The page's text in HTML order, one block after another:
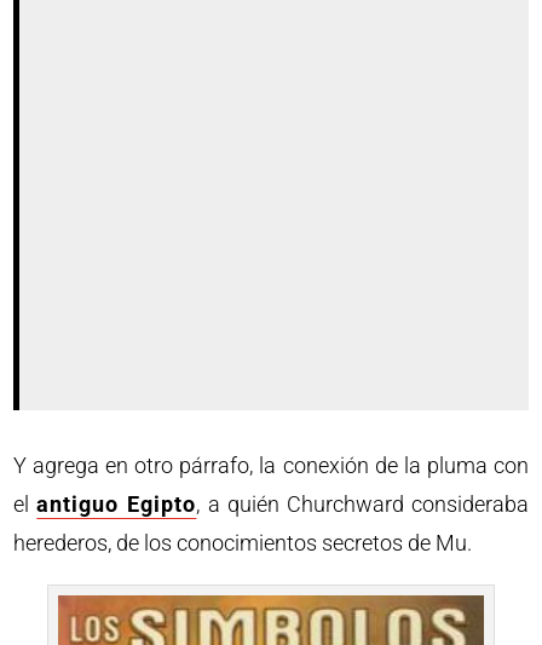
Y agrega en otro párrafo, la conexión de la pluma con
elantiguo Egipto, a quién Churchward consideraba
herederos, de los conocimientos secretos de Mu.